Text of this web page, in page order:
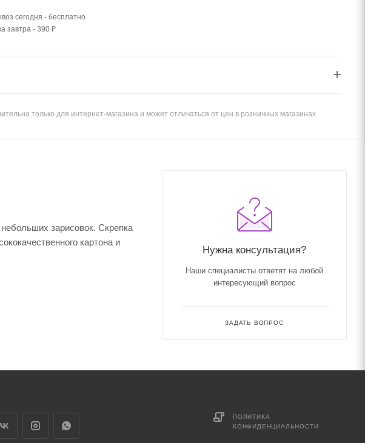
сегодня - бесплатно
завтра - 390 ₽
только для интернет-магазина и может отличаться от цен в розничных магазинах
зарисовок. Скрепка
картона и
Нужна консультация?
Наши специалисты ответят на любой
интересующий вопрос
ЗАДАТЬ ВОПРОС
ПОЛИТИКА
КОНФИДЕНЦИАЛЬНОСТИ